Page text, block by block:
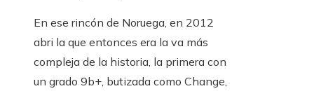
En ese rincón de Noruega, en 2012
abri la que entonces era la va más
compleja de la historia, la primera con
un grado 9b+, butizada como Change,